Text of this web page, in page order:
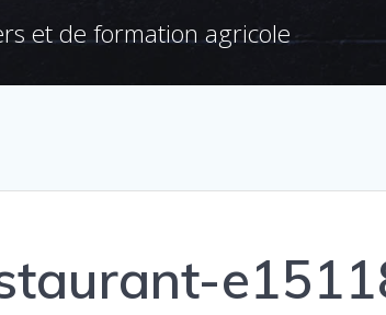
et de formation agricole